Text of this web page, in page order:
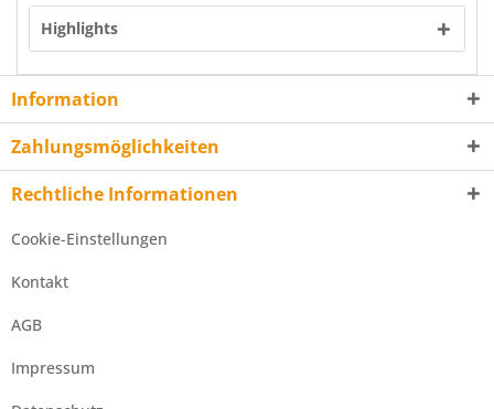
Highlights
Information
Zahlungsmöglichkeiten
Rechtliche Informationen
Cookie-Einstellungen
Kontakt
AGB
Impressum